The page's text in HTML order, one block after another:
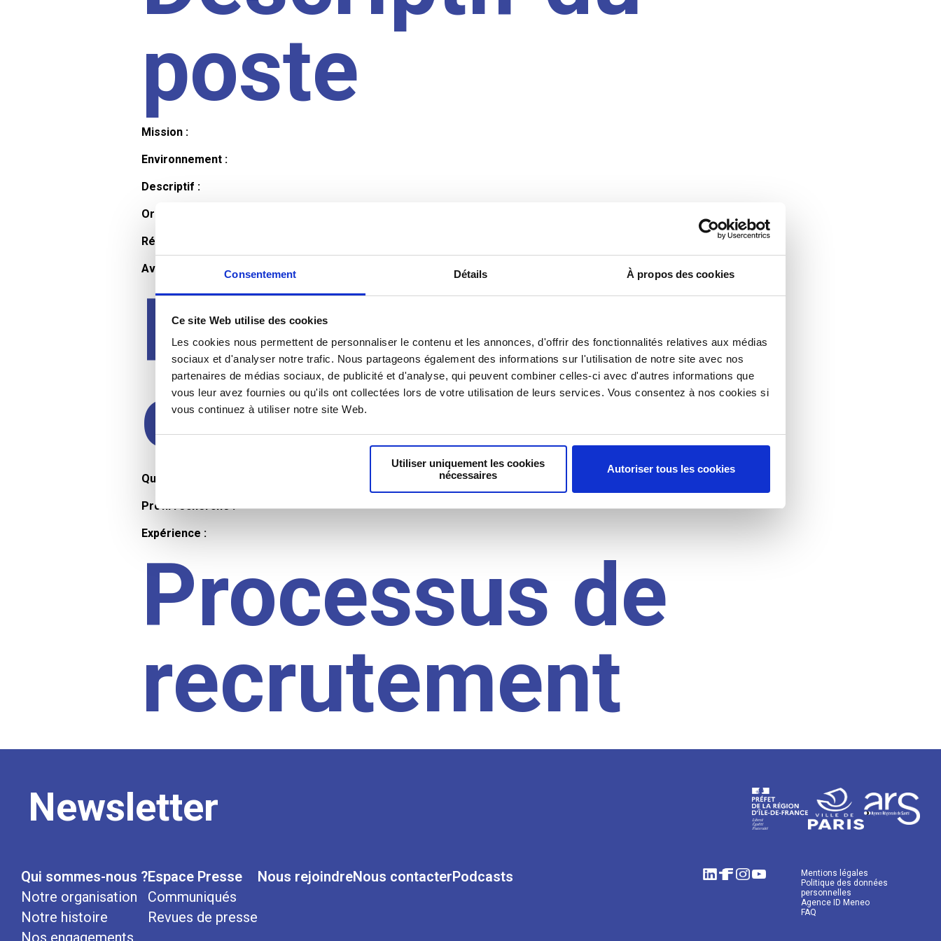
Consentement Détails À propos des cookies
Ce site Web utilise des cookies
Les cookies nous permettent de personnaliser le contenu et les annonces, d'offrir des fonctionnalités relatives aux médias
sociaux et d'analyser notre trafic. Nous partageons également des informations sur l'utilisation de notre site avec nos
partenaires de médias sociaux, de publicité et d'analyse, qui peuvent combiner celles-ci avec d'autres informations que
vous leur avez fournies ou qu'ils ont collectées lors de votre utilisation de leurs services. Vous consentez à nos cookies si
vous continuez à utiliser notre site Web.
Utiliser uniquement les cookies
nécessaires
Autoriser tous les cookies
poste
Mission :
Environnement :
Descriptif :
Organisation et horaires :
Rémunération :
Avantages :
Profil du
candidat
Qualifications et diplômes :
Profil recherché :
Expérience :
Processus de
recrutement
Newsletter
Qui sommes-nous ?
Notre organisation
Notre histoire
Nos engagements
Espace Presse
Communiqués
Revues de presse
Nous rejoindreNous contacterPodcasts
Mentions légales
Politique des données
personnelles
Agence ID Meneo
FAQ